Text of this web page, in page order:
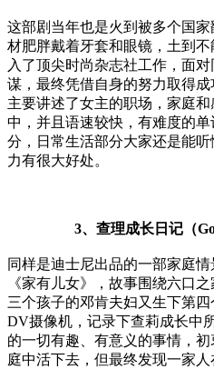
这部剧当年也是火到被多个国
材肥胖戴着牙套和眼镜，土到
入了顶尖时尚杂志社工作，面
谋，最终凭借自身的努力取得
主要讲述了女主的职场，家庭
中，并且语速较快，有难度的
分，日常生活部分大家还是能
力有很大好处。
3、查理成长日记（
同样是迪士尼出品的一部家庭
《家有儿女》，故事围绕六口
三个孩子的邓肯夫妇又生下第
DV摄像机，记录下查莉成长中
的一切有趣、有意义的事情，
庭中活下去，但最终发现一家